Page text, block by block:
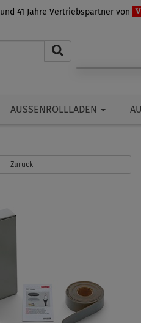
und 41 Jahre Vertriebspartner von
AUSSENROLLLADEN
Zurück